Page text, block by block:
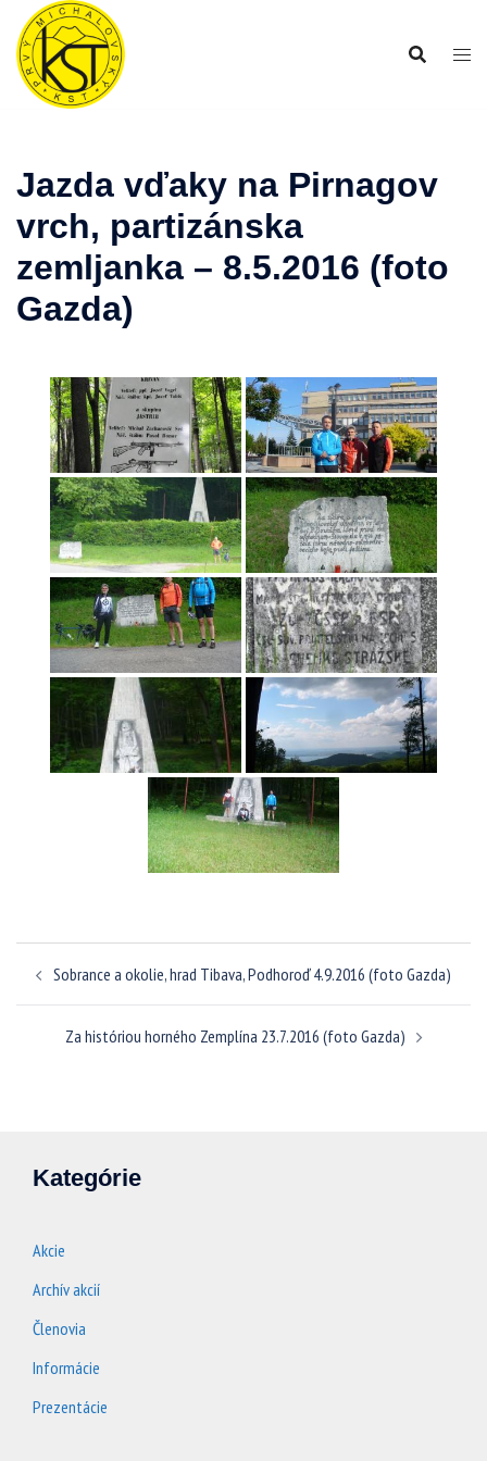
Preskočiť
obsah
Jazda vďaky na Pirnagov
vrch, partizánska
zemljanka – 8.5.2016 (foto
Gazda)
článkami
Sobrance a okolie, hrad Tibava, Podhoroď 4.9.2016 (foto Gazda)
Za históriou horného Zemplína 23.7.2016 (foto Gazda)
Kategórie
Akcie
Archív akcií
Členovia
Informácie
Prezentácie